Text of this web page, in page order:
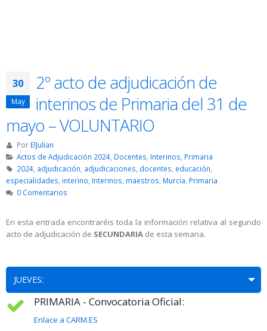
30
May
2º acto de adjudicación de
interinos de Primaria del 31 de
mayo – VOLUNTARIO
Por ElJulian
Actos de Adjudicación 2024, Docentes Interinos Primaria
2024, adjudicación, adjudicaciones, docentes, educación,
especialidades, interino, Interinos, maestros, Murcia, Primaria
0 Comentarios
En esta entrada encontraréis toda la información relativa al segundo
acto de adjudicación de SECUNDARIA de esta semana.
JUEVES:
PRIMARIA - Convocatoria Oficial:
Enlace a CARM.ES